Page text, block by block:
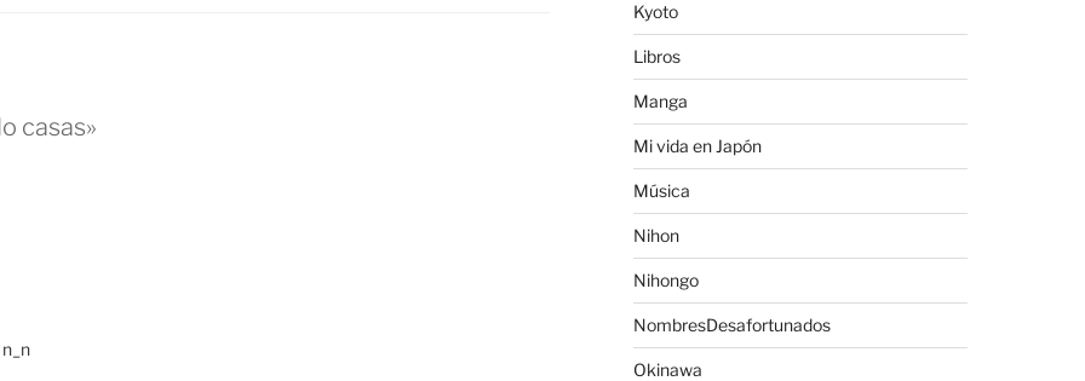
casas»
Kyoto
Libros
Manga
Mi vida en Japón
Música
Nihon
Nihongo
NombresDesafortunados
Okinawa